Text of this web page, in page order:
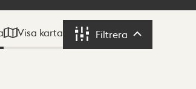
Visa karta Filtrera Filtrera